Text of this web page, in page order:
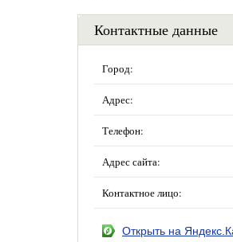
Контактные данные
Город:
Адрес:
Телефон:
Адрес сайта:
Контактное лицо:
Открыть на